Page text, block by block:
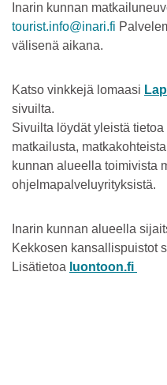
Inarin kunnan
tourist.info@inari.fi
välisenä aikana.
Katso vinkkejä lomaasi
sivuilta.
Sivuilta löydät yleistä
matkailusta,
kunnan alueella toimivista
ohjelmapalveluyrityksistä.
Inarin kunnan alueella
Kekkosen kansallispuistot
Lisätietoa luontoon.fi